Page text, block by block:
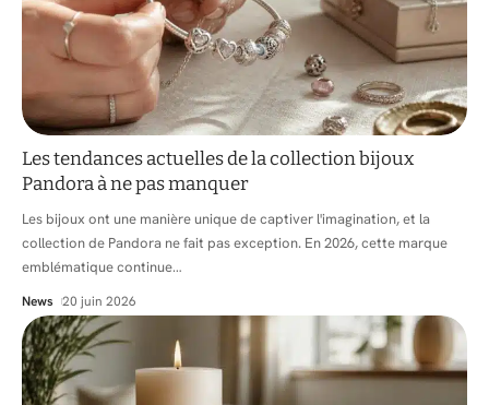
Les tendances actuelles de la collection bijoux
Pandora à ne pas manquer
Les bijoux ont une manière unique de captiver l'imagination, et la
collection de Pandora ne fait pas exception. En 2026, cette marque
emblématique continue…
News 20 juin 2026